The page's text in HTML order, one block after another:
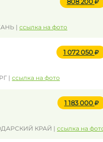
| ссылка на фото
1 072 050
| ссылка на фото
1 183 000
КРАЙ | ссылка на